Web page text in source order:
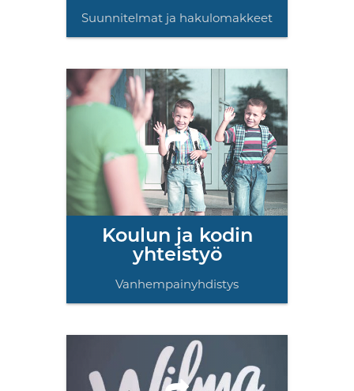
Suunnitelmat ja hakulomakkeet
Koulun ja kodin
yhteistyö
Vanhempainyhdistys